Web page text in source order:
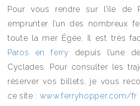
Pour vous rendre sur l’île de
emprunter l’un des nombreux
toute la mer Égée. Il est très
Paros en ferry depuis l’une
Cyclades. Pour consulter les
réserver vos billets, je vous
ce site : www.ferryhopper.com/fr